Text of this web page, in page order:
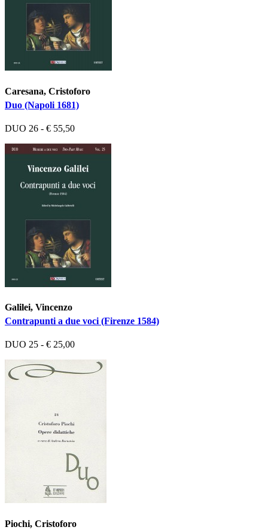
Caresana, Cristoforo
Duo (Napoli 1681)
DUO 26 - € 55,50
Galilei, Vincenzo
Contrapunti a due voci (Firenze 1584)
DUO 25 - € 25,00
Piochi, Cristoforo